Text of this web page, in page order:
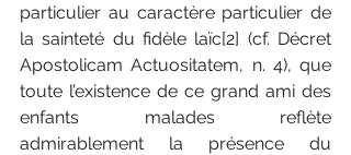
particulier au caractère particulier de
la sainteté du fidèle laïc[2] (cf. Décret
Apostolicam Actuositatem, n. 4), que
toute l’existence de ce grand ami des
enfants malades reflète
admirablement la présence du